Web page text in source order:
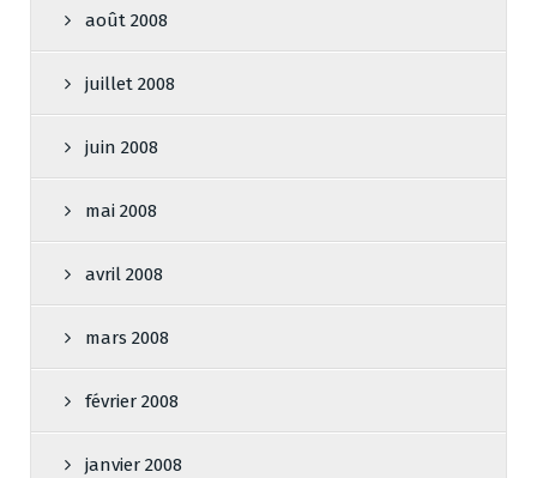
août 2008
juillet 2008
juin 2008
mai 2008
avril 2008
mars 2008
février 2008
janvier 2008